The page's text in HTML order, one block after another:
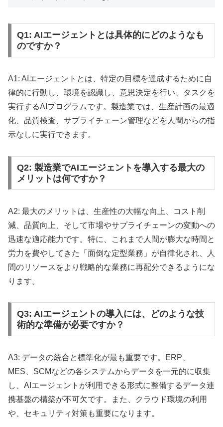
Q1: AIエージェントとは具体的にどのようなも
のですか？
A1: AIエージェントとは、特定の目標を達成するために自
律的に行動し、環境を認識し、意思決定を行い、タスクを
実行するAIプログラムです。製造業では、生産計画の最適
化、品質検査、サプライチェーン管理などを人間からの指
示なしに実行できます。
Q2: 製造業でAIエージェントを導入する最大の
メリットは何ですか？
A2: 最大のメリットは、生産性の大幅な向上、コスト削
減、品質向上、そして市場やサプライチェーンの変動への
迅速な適応能力です。特に、これまで人間が膨大な時間と
労力を費やしてきた「面倒な定型業務」が自律化され、人
間のリソースをより戦略的な業務に再配分できるようにな
ります。
Q3: AIエージェントの導入には、どのような技
術的な準備が必要ですか？
A3: データの統合と標準化が最も重要です。ERP、
MES、SCMなどの各システムからデータを一元的に収集
し、AIエージェントが利用できる形式に整備するデータ連
携基盤の構築が不可欠です。また、クラウド環境の利用
や、セキュリティ対策も重要になります。